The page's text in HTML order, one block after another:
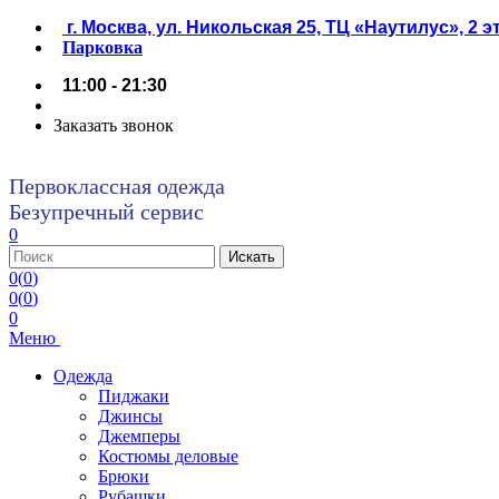
г. Москва, ул. Никольская 25, ТЦ «Наутилус», 2
Парковка
11:00 - 21:30
Заказать звонок
Первоклассная одежда
Безупречный сервис
0
0(0)
0(0)
0
Меню
Одежда
Пиджаки
Джинсы
Джемперы
Костюмы деловые
Брюки